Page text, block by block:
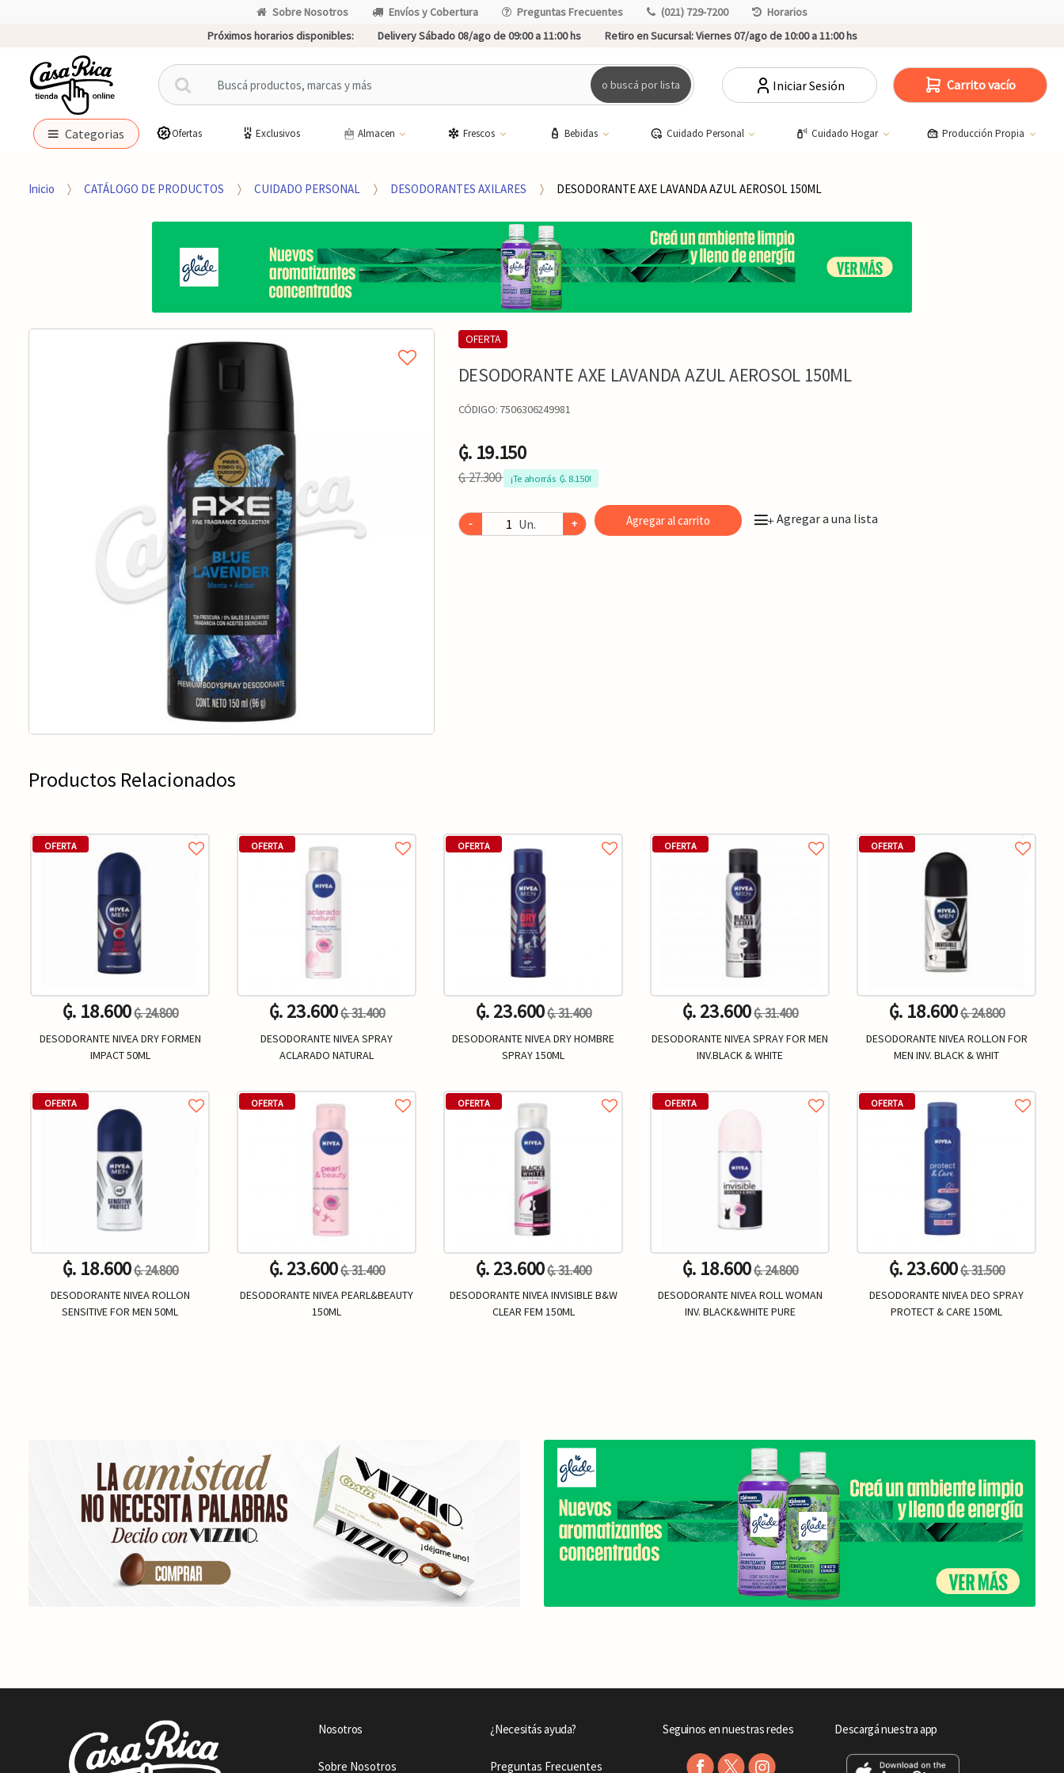
Sobre Nosotros Envíos y Cobertura Preguntas Frecuentes (021) 729-7200
Horarios
Próximos horarios disponibles:
Delivery Sábado 08/ago de 09:00 a 11:00 hs Retiro en Sucursal:Viernes 07/ago de 10:00 a 11:00 hs
B
u
c
p
r
o buscá por lista Iniciar Sesión Carrito vacío
Categorias Ofertas Exclusivos Almacen Frescos Bebidas Cuidado Personal Cuidado Hogar Producción Propia
Inicio CATÁLOGO DE PRODUCTOS CUIDADO PERSONAL DESODORANTES AXILARES DESODORANTE AXE LAVANDA AZUL AEROSOL 150ML
OFERTA
DESODORANTE AXE LAVANDA AZUL AEROSOL 150ML
CÓDIGO: 7506306249981
₲. 19.150
₲. 27.300 ¡Te ahorrás  ₲. 8.150!
- Un. + Agregar al carrito +Agregar a una lista
Productos Relacionados
OFERTA
₲. 18.600₲. 24.800
DESODORANTE NIVEA DRY FORMEN
IMPACT 50ML
OFERTA
₲. 18.600₲. 24.800
DESODORANTE NIVEA ROLLON
SENSITIVE FOR MEN 50ML
OFERTA
₲. 23.600₲. 31.400
DESODORANTE NIVEA SPRAY
ACLARADO NATURAL
OFERTA
₲. 23.600₲. 31.400
DESODORANTE NIVEA PEARL&BEAUTY
150ML
OFERTA
₲. 23.600₲. 31.400
DESODORANTE NIVEA DRY HOMBRE
SPRAY 150ML
OFERTA
₲. 23.600₲. 31.400
DESODORANTE NIVEA INVISIBLE B&W
CLEAR FEM 150ML
OFERTA
₲. 23.600₲. 31.400
DESODORANTE NIVEA SPRAY FOR MEN
INV.BLACK & WHITE
OFERTA
₲. 18.600₲. 24.800
DESODORANTE NIVEA ROLL WOMAN
INV. BLACK&WHITE PURE
OFERTA
₲. 18.600₲. 24.800
DESODORANTE NIVEA ROLLON FOR
MEN INV. BLACK & WHIT
OFERTA
₲. 23.600₲. 31.500
DESODORANTE NIVEA DEO SPRAY
PROTECT & CARE 150ML
Nosotros
Sobre Nosotros
¿Necesitás ayuda?
Preguntas Frecuentes
Seguinos en nuestras redes Descargá nuestra app